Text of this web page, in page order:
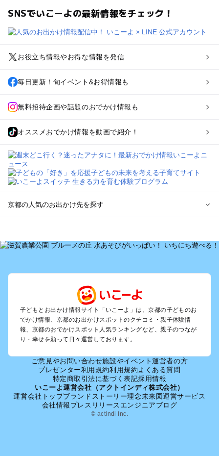
SNSでいこーよの最新情報をチェック！
お役立ち情報やお得な情報を発信
毎日更新！旬イベント&お得情報も
無料招待企画や話題のおでかけ情報も
オススメおでかけ情報を動画で紹介！
京都の人気のお出かけ先を探す
を探す
宇治・京都南部（長岡京・山崎）のプールお出かけ
出かけ
天橋立・舞鶴・丹後半島のプールお出かけ
福知山・綾部のプールお出かけ
亀岡・湯の花・美山・丹波のプールお出かけ
嵐山・嵯峨野・高雄のプールお出かけ
烏丸・二条城・北野天満宮のプールお出かけ
丹後・久美浜のプールお出かけ
大原・鞍馬・貴船のプールお出かけ
京都の定番お出かけスポット
京都の遊園地
京都の動物園
子どもとお出かけ情報サイト「いこーよ」は、京都の子どものお
でかけ情報、京都のお出かけスポットのクチコミ・親子体験情
報、京都のおでかけスポット人気ランキングなど、親子のつなが
り・幸せを願って日々運営しております。
ご意見やお問い合わせ施設やイベント運営者の方
プレゼンター利用規約利用規約よくある質問
特定商取引法に基づく表記採用情報
いこーよ運営会社（アクトインディ株式会社）
運営会社トップブランドストーリー理念未来図運営サービス
会社情報プレスリリース エンジニアブログ
© actindi Inc.